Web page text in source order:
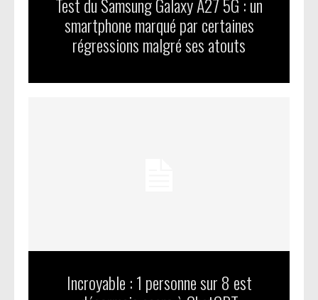
smartphone marqué par certaines
régressions malgré ses atouts
Incroyable : 1 personne sur 8 est